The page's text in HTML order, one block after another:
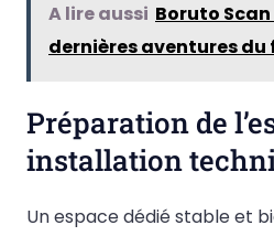
A lire aussi Boruto
dernières aventures du
Préparation de
installation
Un espace dédié stable et